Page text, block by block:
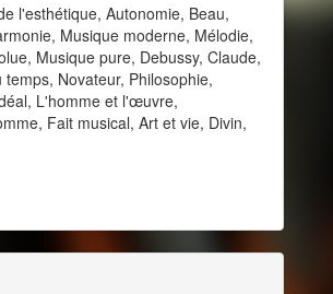
l'esthétique, Autonomie, Beau,
Musique moderne, Mélodie,
Musique pure, Debussy, Claude,
Novateur, Philosophie,
L'homme et l'œuvre,
Fait musical, Art et vie, Divin,